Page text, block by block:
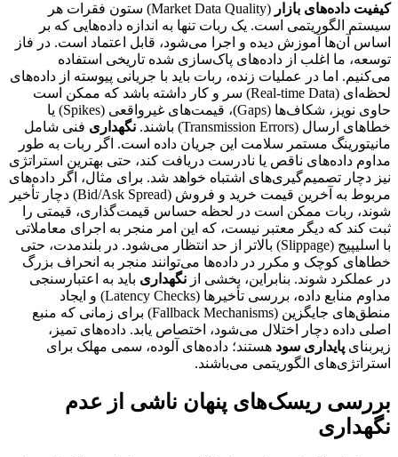
کیفیت داده‌های بازار
(Market Data Quality) ستون فقرات هر
سیستم الگوریتمی است. یک ربات تنها به اندازه داده‌هایی که بر
اساس آن‌ها آموزش دیده و اجرا می‌شود، قابل اعتماد است. در فاز
توسعه، ما اغلب از داده‌های پاک‌سازی شده تاریخی استفاده
می‌کنیم. اما در عملیات زنده، ربات باید با جریانی پیوسته از داده‌های
لحظه‌ای (Real-time Data) سر و کار داشته باشد که ممکن است
حاوی نویز، شکاف‌ها (Gaps)، قیمت‌های غیرواقعی (Spikes) یا
خطاهای ارسال (Transmission Errors) باشند.
نگهداری فنی شامل
مانیتورینگ مستمر سلامت این جریان داده است. اگر ربات به طور
مداوم داده‌های ناقص یا نادرست دریافت کند، حتی بهترین استراتژی
نیز دچار تصمیم‌گیری‌های اشتباه خواهد شد. برای مثال، اگر داده‌های
مربوط به آخرین قیمت خرید و فروش (Bid/Ask Spread) دچار تأخیر
شوند، ربات ممکن است در لحظه حساس قیمت‌گذاری، قیمتی را
ثبت کند که دیگر معتبر نیست، که این امر منجر به اجرای معاملاتی
با اسلیپیج (Slippage) بالاتر از حد انتظار می‌شود. در بلندمدت، حتی
خطاهای کوچک و مکرر در داده‌ها می‌توانند منجر به انحراف بزرگ
در عملکرد شوند. بنابراین، بخشی از نگهداری باید به اعتبارسنجی
مداوم منابع داده، بررسی تأخیرها (Latency Checks) و ایجاد
منطق‌های جایگزین (Fallback Mechanisms) برای زمانی که منبع
اصلی داده دچار اختلال می‌شود، اختصاص یابد. داده‌های تمیز،
زیربنای پایداری سود هستند؛ داده‌های آلوده، سمی مهلک برای
استراتژی‌های الگوریتمی می‌باشند.
بررسی ریسک‌های پنهان ناشی از عدم
نگهداری